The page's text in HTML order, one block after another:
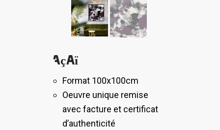
Açaï
Format 100x100cm
Oeuvre unique remise
avec facture et certificat
d’authenticité